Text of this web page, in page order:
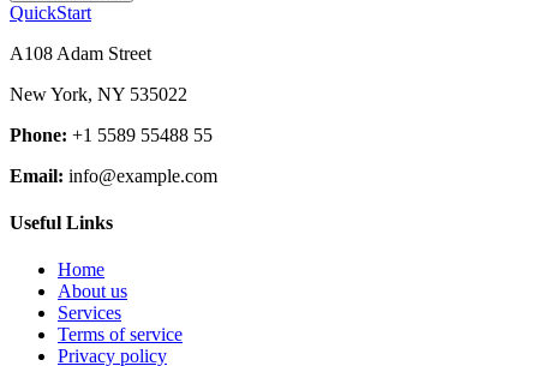
QuickStart
A108 Adam Street
New York, NY 535022
Phone: +1 5589 55488 55
Email: info@example.com
Useful Links
Home
About us
Services
Terms of service
Privacy policy